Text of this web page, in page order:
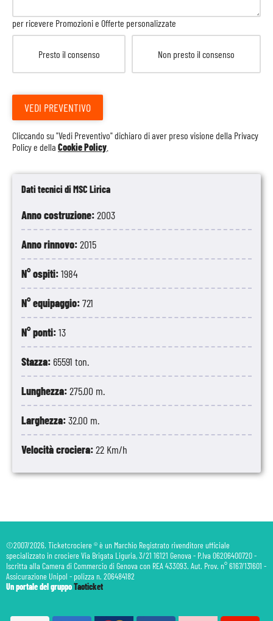
Dati tecnici di MSC Lirica
Anno costruzione:2003
Anno rinnovo:2015
N° ospiti:1984
N° equipaggio:721
N° ponti:13
Stazza: 65591 ton.
Lunghezza:275.00 m.
Larghezza:32.00 m.
Velocità crociera:22 Km/h
per ricevere Promozioni e Offerte personalizzate
Presto il consenso Non presto il consenso
VEDI PREVENTIVO
Cliccando su "Vedi Preventivo" dichiaro di aver preso visione della Privacy
Policye della Cookie Policy
©2007/2026. Ticketcrociere ® è un Marchio Registrato rivenditore ufficiale
specializzato in crociere Via Brigata Liguria, 3/21 16121 Genova - P.Iva 06206400720 -
Iscritta alla Camera di Commercio di Genova con REA 433093. Aut. Prov. n° 6167/131601 -
Assicurazione Unipol - polizza n. 206484182
Un portale del gruppoTaoticket